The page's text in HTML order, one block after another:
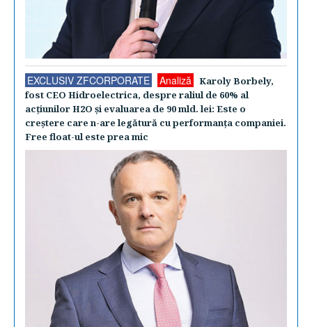
EXCLUSIV ZFCORPORATE Analiză
Karoly Borbely,
fost CEO Hidroelectrica, despre raliul de 60% al
acţiunilor H2O şi evaluarea de 90 mld. lei: Este o
creştere care n-are legătură cu performanţa companiei.
Free float-ul este prea mic